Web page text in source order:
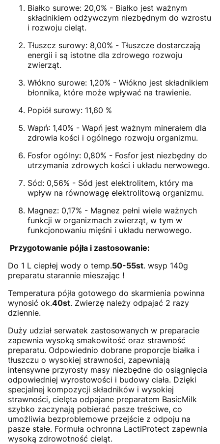
Białko surowe: 20,0% - Białko jest ważnym
składnikiem odżywczym niezbędnym do wzrostu
i rozwoju cieląt.
Tłuszcz surowy: 8,00% - Tłuszcze dostarczają
energii i są istotne dla zdrowego rozwoju
zwierząt.
Włókno surowe: 1,20% - Włókno jest składnikiem
błonnika, które może wpływać na trawienie.
Popiół surowy: 11,60 %
Wapń: 1,40% - Wapń jest ważnym minerałem dla
zdrowia kości i ogólnego rozwoju organizmu.
Fosfor ogólny: 0,80% - Fosfor jest niezbędny do
utrzymania zdrowych kości i układu nerwowego.
Sód: 0,56% - Sód jest elektrolitem, który ma
wpływ na równowagę elektrolitową organizmu.
Magnez: 0,17% - Magnez pełni wiele ważnych
funkcji w organizmach zwierząt, w tym w
funkcjonowaniu mięśni i układu nerwowego.
Przygotowanie pójła i zastosowanie:
Do 1 L ciepłej wody o temp.50-55st. wsyp 140g
preparatu starannie mieszając !
Temperatura pójła gotowego do skarmienia powinna
wynosić ok.40st. Zwierzę należy odpajać 2 razy
dziennie.
Duży udział serwatek zastosowanych w preparacie
zapewnia wysoką smakowitość oraz strawność
preparatu. Odpowiednio dobrane proporcje białka i
tłuszczu o wysokiej strawności, zapewniają
intensywne przyrosty masy niezbędne do osiągnięcia
odpowiedniej wyrostowości i budowy ciała. Dzięki
specjalnej kompozycji składników i wysokiej
strawności, cielęta odpajane preparatem BasicMilk
szybko zaczynają pobierać pasze treściwe, co
umożliwia bezproblemowe przejście z odpoju na
pasze stałe. Formuła ochronna LactiProtect zapewnia
wysoką zdrowotność cieląt.